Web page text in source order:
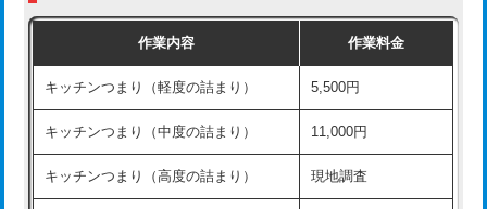
排水管工事（土の掘削・埋め戻し作
11,000円~
排水管工事（排水管工事/3ｍまで） 55,000円
排水管工事（追加 排水管工事/3ｍ超
+11,000円
式・ワンホール）)
交換・取付(排水栓・排水トラップ
22,000円+材料費
作業内容 作業料金
キッチンつまり（軽度の詰まり） 5,500円
キッチンつまり（中度の詰まり） 11,000円
キッチンつまり（高度の詰まり） 現地調査